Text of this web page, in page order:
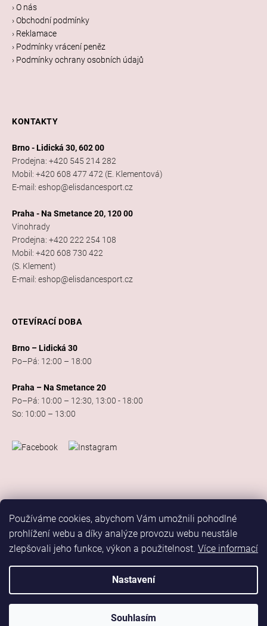
Používáme cookies, abychom Vám umožnili pohodlné
prohlížení webu a díky analýze provozu webu neustále
zlepšovali jeho funkce, výkon a použitelnost. Více informací
Nastavení
Souhlasím
› O nás
› Obchodní podmínky
› Reklamace
› Podmínky vrácení peněz
› Podmínky ochrany osobních údajů
KONTAKTY
Brno - Lidická 30, 602 00
Prodejna: +420 545 214 282
Mobil: +420 608 477 472 (E. Klementová)
E-mail: eshop@elisdancesport.cz
Praha - Na Smetance 20, 120 00
Vinohrady
Prodejna: +420 222 254 108
Mobil: +420 608 730 422
(S. Klement)
E-mail: eshop@elisdancesport.cz
OTEVÍRACÍ DOBA
Brno – Lidická 30
Po–Pá: 12:00 – 18:00
Praha – Na Smetance 20
Po–Pá: 10:00 – 12:30, 13:00 - 18:00
So: 10:00 – 13:00
Vytvořil Shoptet
Elis Dance Sport . Všechna práva vyhrazena.
Upravit nastavení cookiesMarketing